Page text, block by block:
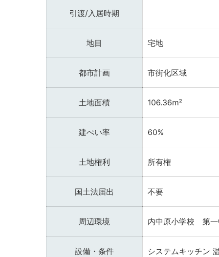
引渡/入居時期
地目 宅地
都市計画 市街化区域
土地面積 106.36m²
建ぺい率 60%
土地権利 所有権
国土法届出 不要
周辺環境 内中原小学校 第一
設備・条件 システムキッチン